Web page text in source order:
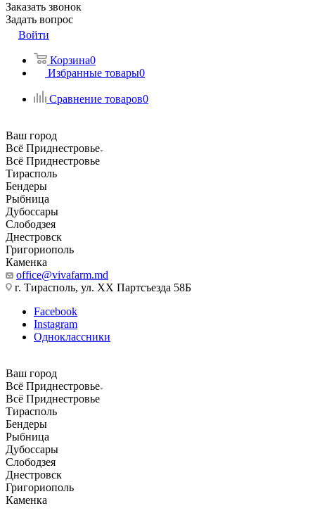
Заказать звонок
Задать вопрос
Войти
Корзина0
Избранные товары0
Сравнение товаров0
Ваш город
Всё Приднестровье
Всё Приднестровье
Тирасполь
Бендеры
Рыбница
Дубоссары
Слободзея
Днестровск
Григориополь
Каменка
office@vivafarm.md
г. Тирасполь, ул. ХХ Партсъезда 58Б
Facebook
Instagram
Одноклассники
Ваш город
Всё Приднестровье
Всё Приднестровье
Тирасполь
Бендеры
Рыбница
Дубоссары
Слободзея
Днестровск
Григориополь
Каменка